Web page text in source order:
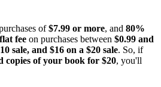
of$7.99 or more, and 80%
fee on purchases between $0.99 and
sale, and $16 on a $20 sale. So, if
copies of your book for $20, you'll